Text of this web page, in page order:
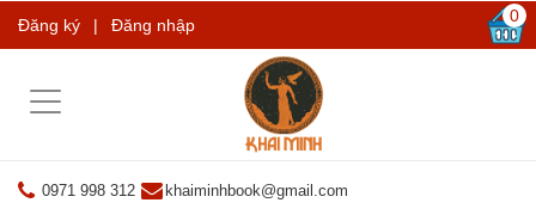
Đăng ký | Đăng nhập 0
Toggle
0971 998 312 khaiminhbook@gmail.com